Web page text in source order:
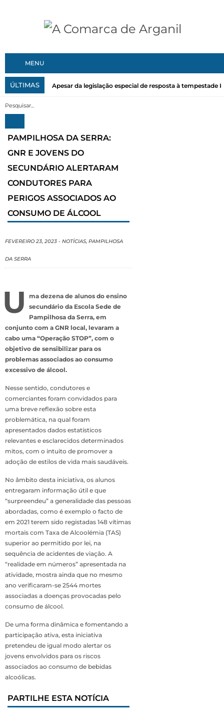
MENU
ÚLTIMAS Apesar da legislação especial de resposta à tempestade
PAMPILHOSA DA SERRA:
GNR E JOVENS DO
SECUNDÁRIO ALERTARAM
CONDUTORES PARA
PERIGOS ASSOCIADOS AO
CONSUMO DE ÁLCOOL
FEVEREIRO 23, 2023 - NOTÍCIAS, PAMPILHOSA
DA SERRA
U
ma dezena de alunos do ensino
secundário da Escola Sede de
Pampilhosa da Serra, em
conjunto com a GNR local, levaram a
cabo uma “Operação STOP”, com o
objetivo de sensibilizar para os
problemas associados ao consumo
excessivo de álcool.
Nesse sentido, condutores e
comerciantes foram convidados para
uma breve reflexão sobre esta
problemática, na qual foram
apresentados dados estatísticos
relevantes e esclarecidos determinados
mitos, com o intuito de promover a
adoção de estilos de vida mais saudáveis.
No âmbito desta iniciativa, os alunos
entregaram informação útil e que
“surpreendeu” a generalidade das pessoas
abordadas, como é exemplo o facto de
em 2021 terem sido registadas 148 vítimas
mortais com Taxa de Alcoolémia (TAS)
superior ao permitido por lei, na
sequência de acidentes de viação. A
“realidade em números” apresentada na
atividade, mostra ainda que no mesmo
ano verificaram-se 2544 mortes
associadas a doenças provocadas pelo
consumo de álcool.
De uma forma dinâmica e fomentando a
participação ativa, esta iniciativa
pretendeu de igual modo alertar os
jovens envolvidos para os riscos
associados ao consumo de bebidas
alcoólicas.
PARTILHE ESTA NOTÍCIA